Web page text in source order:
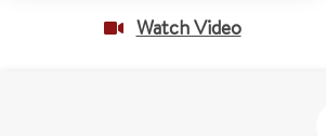
Watch Video